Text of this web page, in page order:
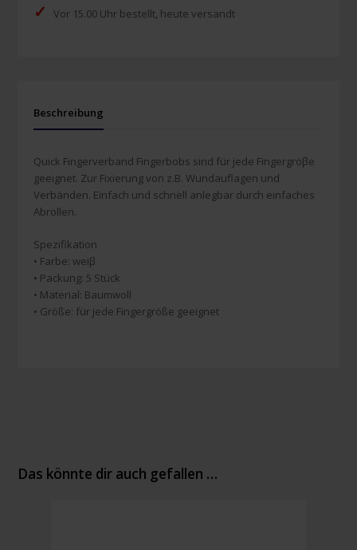
✓ Vor 15.00 Uhr bestellt, heute versandt
Beschreibung
Quick Fingerverband Fingerbobs sind für jede Fingergröβe
geeignet. Zur Fixierung von z.B. Wundauflagen und
Verbänden. Einfach und schnell anlegbar durch einfaches
Abrollen.
Spezifikation
• Farbe: weiβ
• Packung: 5 Stück
• Material: Baumwoll
• Größe: für jede Fingergröße geeignet
Das könnte dir auch gefallen …